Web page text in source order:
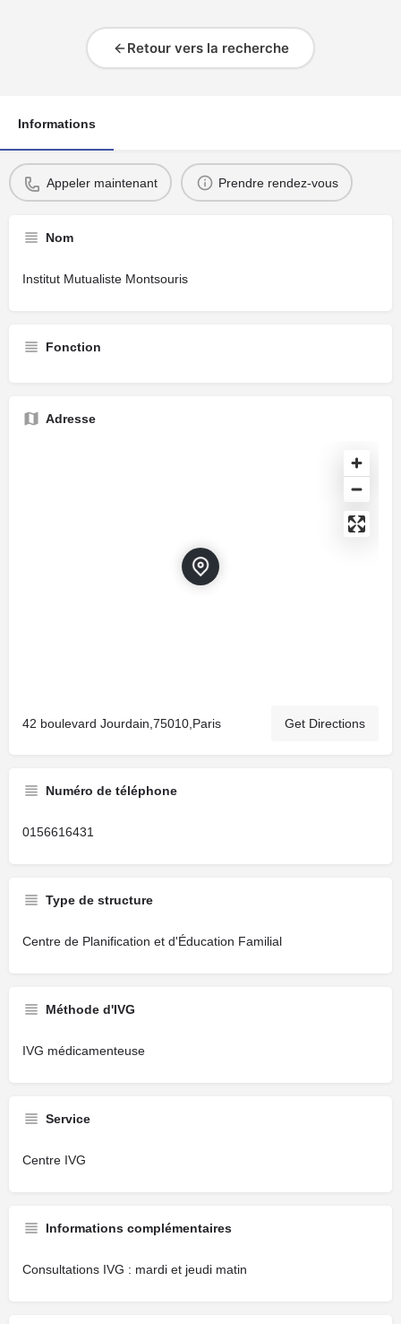
Retour vers la recherche
Informations
Appeler maintenant Prendre rendez-vous
Nom
Institut Mutualiste Montsouris
Fonction
Adresse
42 boulevard Jourdain,75010,Paris Get Directions
Numéro de téléphone
0156616431
Type de structure
Centre de Planification et d'Éducation Familial
Méthode d'IVG
IVG médicamenteuse
Service
Centre IVG
Informations complémentaires
Consultations IVG : mardi et jeudi matin